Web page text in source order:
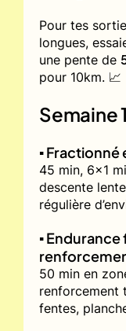
Pour tes
longues,
une pente de
pour 10km. 📈
Semaine 1
▪️
45 min, 6x1
descente
régulière
▪️
50 min en
renforcement
fentes,